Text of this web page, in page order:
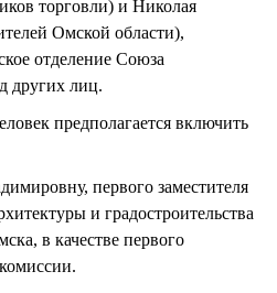
торговли) и Николая
Омской области),
отделение Союза
других лиц.
предполагается включить
первого заместителя
и градостроительства
в качестве первого